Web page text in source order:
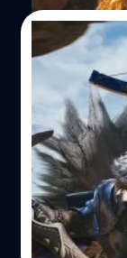
แล้วใช่ไหม ? "
เรียวโซบอก "
เป็นหลัก พวก
แพลตฟอร์มห
ใดแพลตฟอร์ม
Crossplay ม
อยากเล่น เพื่อ
ได้" เรียวโซบ
Monster
11/02/2025
First
ภัยในโลก
ผู้สร้างเกม
เปิดปีใหม่
'Monster
ใจเหล่าเกมเ
ๆ โดยภาคนี้เป็
เกมเพลย์ และ
World และ
บดินทร์ ตันวิเชียร